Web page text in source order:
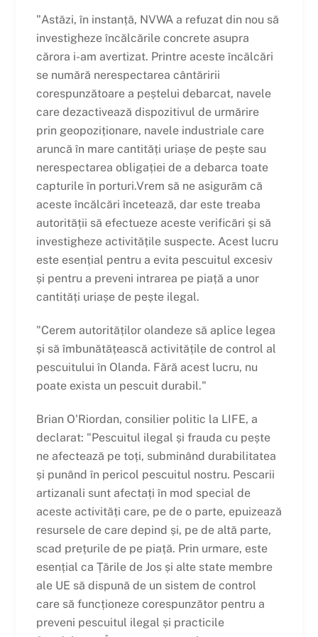
"Astăzi, în instanță, NVWA a refuzat din nou să
investigheze încălcările concrete asupra
cărora i-am avertizat. Printre aceste încălcări
se numără nerespectarea cântăririi
corespunzătoare a peștelui debarcat, navele
care dezactivează dispozitivul de urmărire
prin geopoziționare, navele industriale care
aruncă în mare cantități uriașe de pește sau
nerespectarea obligației de a debarca toate
capturile în porturi.Vrem să ne asigurăm că
aceste încălcări încetează, dar este treaba
autorității să efectueze aceste verificări și să
investigheze activitățile suspecte. Acest lucru
este esențial pentru a evita pescuitul excesiv
și pentru a preveni intrarea pe piață a unor
cantități uriașe de pește ilegal.
"Cerem autorităților olandeze să aplice legea
și să îmbunătățească activitățile de control al
pescuitului în Olanda. Fără acest lucru, nu
poate exista un pescuit durabil."
Brian O'Riordan, consilier politic la LIFE, a
declarat: "Pescuitul ilegal și frauda cu pește
ne afectează pe toți, subminând durabilitatea
și punând în pericol pescuitul nostru. Pescarii
artizanali sunt afectați în mod special de
aceste activități care, pe de o parte, epuizează
resursele de care depind și, pe de altă parte,
scad prețurile de pe piață. Prin urmare, este
esențial ca Țările de Jos și alte state membre
ale UE să dispună de un sistem de control
care să funcționeze corespunzător pentru a
preveni pescuitul ilegal și practicile